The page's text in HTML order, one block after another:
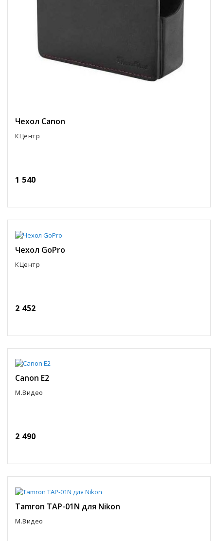
Чехол Canon
КЦентр
1 540
Чехол GoPro
КЦентр
2 452
Canon E2
М.Видео
2 490
Tamron TAP-01N для Nikon
М.Видео